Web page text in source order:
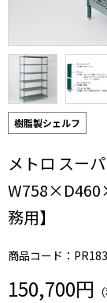
樹脂製シェルフ
メトロ スー
務用】
商品コード：
150,700円